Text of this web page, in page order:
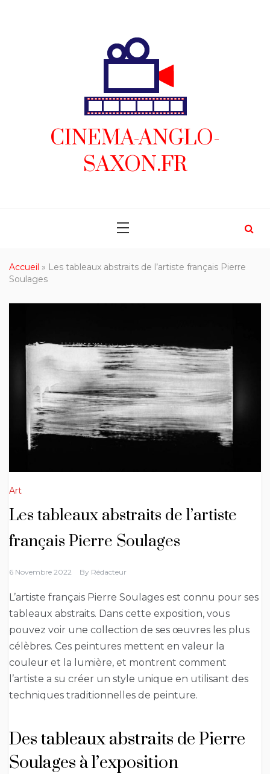
CINEMA-ANGLO-
SAXON.FR
Accueil » Les tableaux abstraits de l’artiste français Pierre
Soulages
Art
Les tableaux abstraits de l’artiste
français Pierre Soulages
6 Novembre 2022 By Rédacteur
L’artiste français Pierre Soulages est connu pour ses
tableaux abstraits. Dans cette exposition, vous
pouvez voir une collection de ses œuvres les plus
célèbres. Ces peintures mettent en valeur la
couleur et la lumière, et montrent comment
l’artiste a su créer un style unique en utilisant des
techniques traditionnelles de peinture.
Des tableaux abstraits de Pierre
Soulages à l’exposition